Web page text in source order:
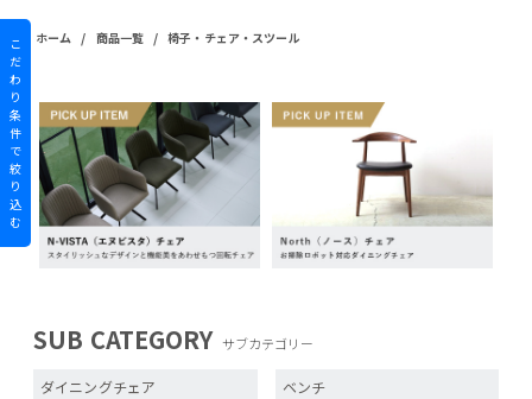
ホーム / 商品一覧 / 椅子・チェア・スツール
SUB CATEGORY サブカテゴリー
ダイニングチェア ベンチ
こ
だ
わ
り
条
件
で
絞
り
込
む